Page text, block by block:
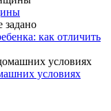
как отличить
условиях